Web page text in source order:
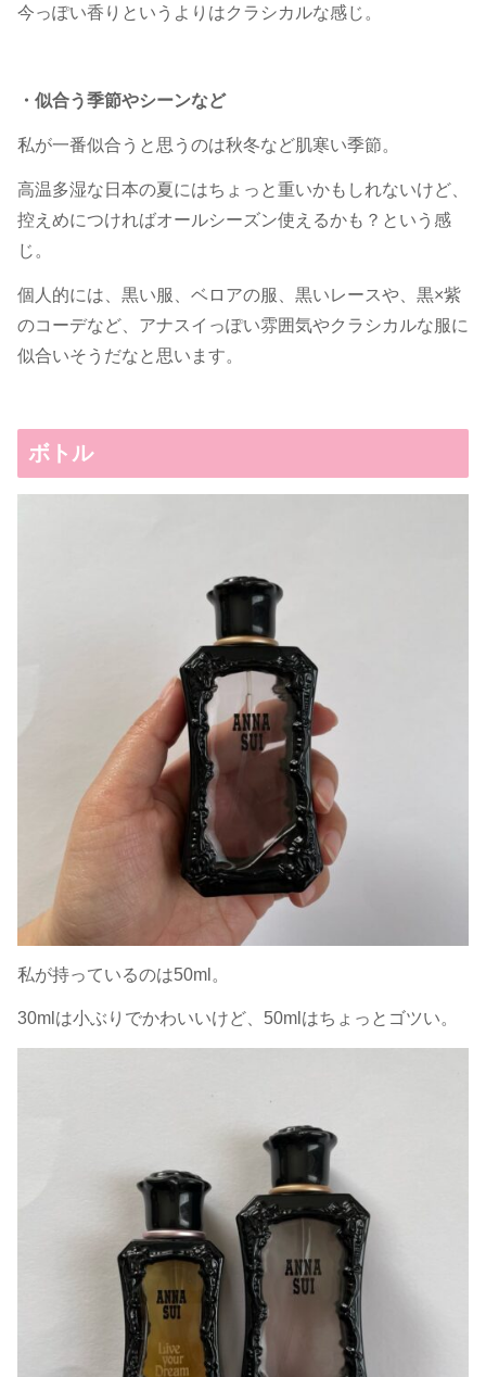
今っぽい香りというよりはクラシカルな感じ。
・似合う季節やシーンなど
私が一番似合うと思うのは秋冬など肌寒い季節。
高温多湿な日本の夏にはちょっと重いかもしれないけど、
控えめにつければオールシーズン使えるかも？という感
じ。
個人的には、黒い服、ベロアの服、黒いレースや、黒×紫
のコーデなど、アナスイっぽい雰囲気やクラシカルな服に
似合いそうだなと思います。
ボトル
私が持っているのは50ml。
30mlは小ぶりでかわいいけど、50mlはちょっとゴツい。